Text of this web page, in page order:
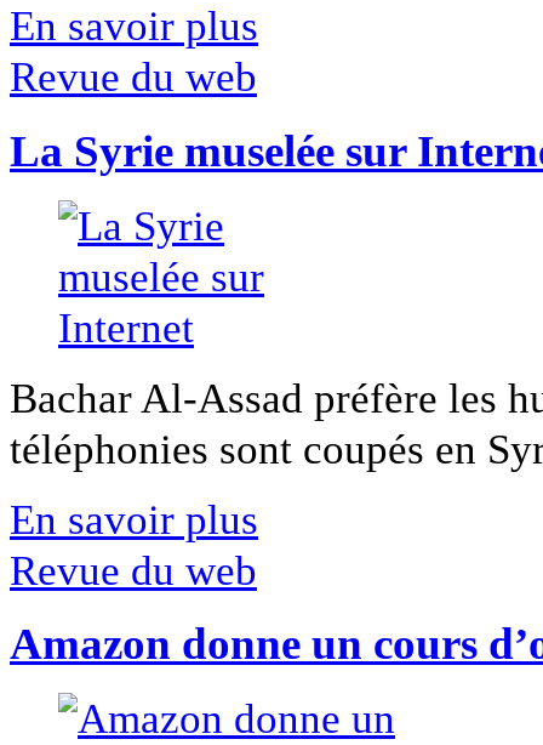
En savoir plus
Revue du web
La Syrie muselée sur
Bachar Al-Assad préfère les
téléphonies sont coupés en
En savoir plus
Revue du web
Amazon donne un cours